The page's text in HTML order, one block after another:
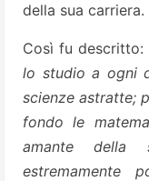
della sua carriera.
Così fu descritto:
lo studio a ogni
scienze astratte;
fondo le
amante della
estremamente